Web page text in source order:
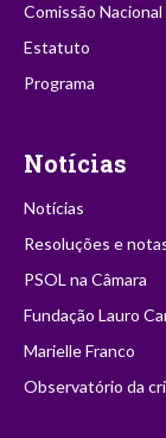
Comissão
Estatuto
Programa
Notícias
Notícias
Resoluções e
PSOL na Câmara
Fundação Lauro
Marielle Franco
Observatório da